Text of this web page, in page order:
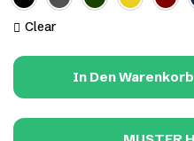
Clear
In Den Warenkorb